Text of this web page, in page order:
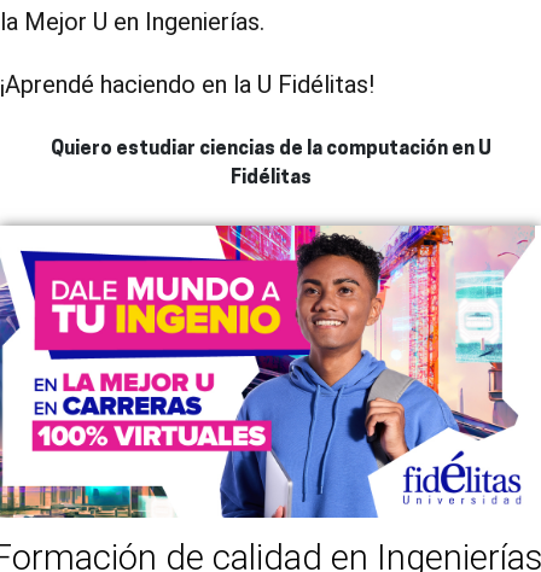
la Mejor U en Ingenierías.
¡Aprendé haciendo en la U Fidélitas!
Quiero estudiar ciencias de la computación en U
Fidélitas
de calidad en